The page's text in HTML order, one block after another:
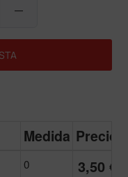
remove
Medida Precio
0 3,50 €